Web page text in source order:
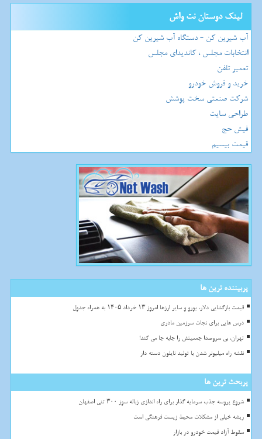
لینک دوستان نت واش
آب شیرین کن - دستگاه آب شیرین کن
انتخابات مجلس ، کاندیدای مجلس
تعمیر تلفن
خرید و فروش خودرو
شرکت صنعتی سخت پوشش
طراحی سایت
فیش حج
قیمت بیسیم
پربیننده ترین ها
قیمت بازگشایی دلار، یورو و سایر ارزها امروز ۱۳ خرداد ۱۴۰۵ به همراه جدول
درس هایی برای نجات سرزمین مادری
تهران، بی سروصدا جمعیتش را جابه جا می کند!
نقشه راه میلیونر شدن با تولید نایلون دسته دار
پربحث ترین ها
شروع پروسه جذب سرمایه گذار برای راه اندازی زباله سوز ۳۰۰ تنی اصفهان
ریشه خیلی از مشکلات محیط زیست فرهنگی است
سقوط آزاد قیمت خودرو در بازار